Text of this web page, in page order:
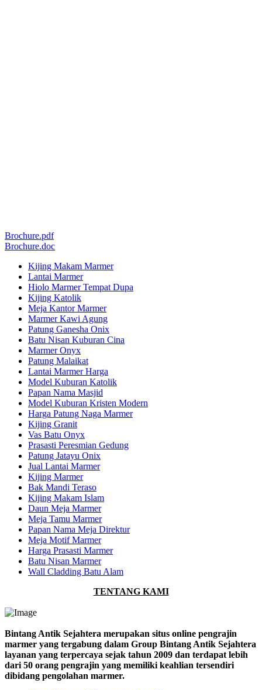
Brochure.pdf
Brochure.doc
Kijing Makam Marmer
Lantai Marmer
Hiolo Marmer Tempat Dupa
Kijing Katolik
Meja Kantor Marmer
Marmer Kawi Agung
Patung Ganesha Onix
Batu Nisan Kuburan Cina
Marmer Onyx
Patung Malaikat
Lantai Marmer Harga
Model Kuburan Katolik
Papan Nama Masjid
Model Kuburan Kristen Modern
Harga Patung Naga Marmer
Kijing Granit
Vas Batu Onyx
Prasasti Peresmian Gedung
Patung Jatayu Onix
Jual Lantai Marmer
Kijing Marmer
Bak Mandi Teraso
Kijing Makam Islam
Daun Meja Marmer
Meja Tamu Marmer
Papan Nama Meja Direktur
Meja Motif Marmer
Harga Prasasti Marmer
Batu Nisan Marmer
Wall Cladding Batu Alam
TENTANG KAMI
Bintang Antik Sejahtera merupakan situs online pengrajin
marmer yang tergabung dalam Group Bintang Antik Sejahtera
layanan yang terpercaya sejak tahun 2009 dan terdapat lebih
dari 50 orang pengrajin yang memiliki keahlian tersendiri
dibidang pengolahan marmer.